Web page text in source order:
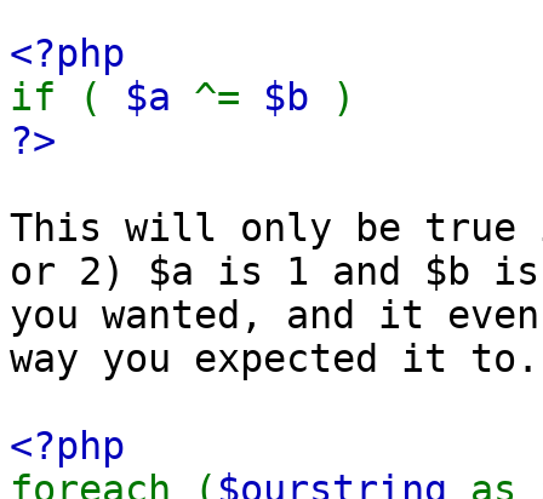
<?php
if ( $a ^= $b
)
?>
This will only be
or 2) $a is 1 and $b
you wanted, and it
way you expected it to.
<?php
foreach ( $ourstring as